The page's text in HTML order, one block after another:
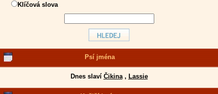
Klíčová slova
Psí jména
Dnes slaví Čikina, Lassie